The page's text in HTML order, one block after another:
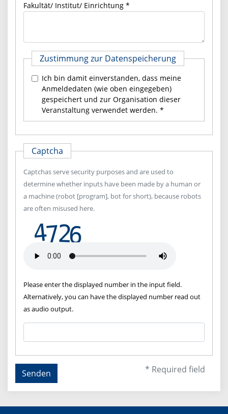
Fakultät/ Institut/ Einrichtung
Zustimmung zur Datenspeicherung
Ich bin damit einverstanden, dass meine
Anmeldedaten (wie oben eingegeben)
gespeichert und zur Organisation dieser
Veranstaltung verwendet werden. *
Captcha
Captchas serve security purposes and are used to
determine whether inputs have been made by a human or
a machine (robot [program], bot for short), because robots
are often misused here.
Please enter the displayed number in the input field.
Alternatively, you can have the displayed number read out
as audio output.
Senden * Required field